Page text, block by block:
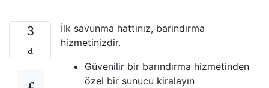
3
İlk savunma hattınız, barındırma
hizmetinizdir.
Güvenilir bir barındırma hizmetinden
özel bir sunucu kiralayın